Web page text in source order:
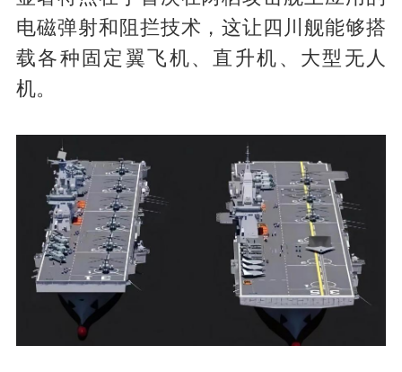
电磁弹射和阻拦技术，这让四川舰能够搭
载各种固定翼飞机、直升机、大型无人
机。